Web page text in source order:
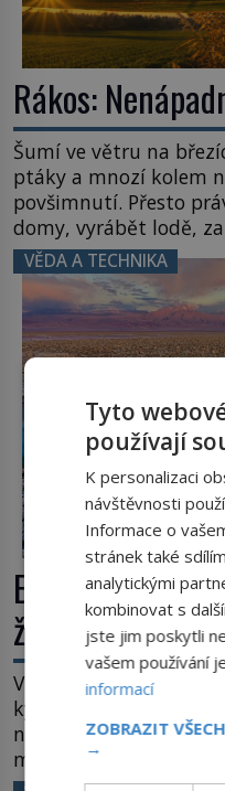
Rákos:
Šumí ve větru na
ptáky a mnozí kolem
povšimnutí. Přesto
domy, vyrábět lodě,
inspiroval řadu
užitečná rostlina
Většina lidí vnímá
letního koupání.
VĚDA A TECHNIKA
Extrémní
život přežívá
Vroucí voda, mráz
kyseliny, smrtící tlak i
nespadne jediná
místa, kde nemůže
právě tady vědci
Tyto
používají
K personalizaci
návštěvnosti
Informace o
stránek také
analytickými
kombinovat s
jste jim poskytli
vašem používání
informací
ZOBRAZIT
→